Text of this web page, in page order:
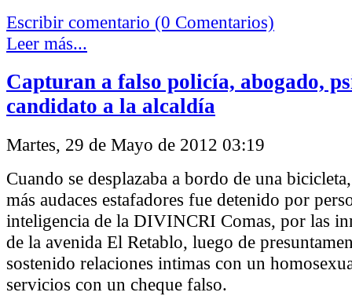
Escribir comentario (0 Comentarios)
Leer más...
Capturan a falso policía, abogado,
candidato a la alcaldía
Martes, 29 de Mayo de 2012 03:19
Cuando se desplazaba a bordo de una
más audaces estafadores fue detenido por
inteligencia de la DIVINCRI Comas, por las
de la avenida El Retablo, luego de
sostenido relaciones intimas con un
servicios con un cheque falso.